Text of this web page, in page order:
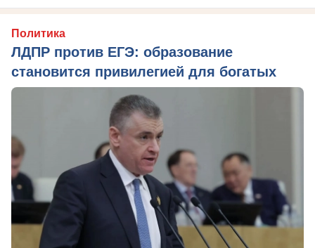
Политика
ЛДПР против ЕГЭ: образование
становится привилегией для богатых